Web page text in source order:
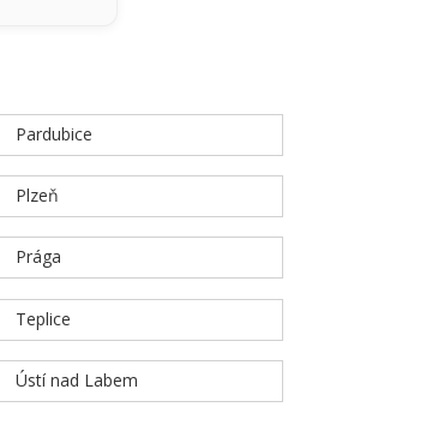
Pardubice
Plzeň
Prága
Teplice
Ústí nad Labem